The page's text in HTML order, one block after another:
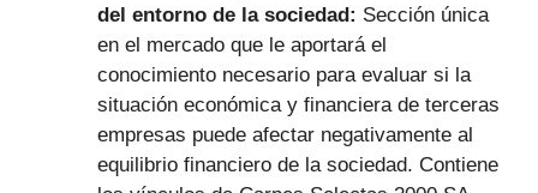
del entorno de la sociedad: Sección única
en el mercado que le aportará el
conocimiento necesario para evaluar si la
situación económica y financiera de terceras
empresas puede afectar negativamente al
equilibrio financiero de la sociedad. Contiene